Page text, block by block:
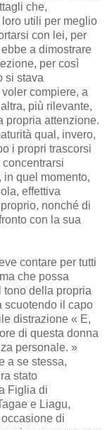
che,
utili per meglio
con lei, per
a dimostrare
per così
si stava
compiere, a
più rilevante,
propria attenzione.
qual, invero,
i propri trascorsi
in quel momento,
effettiva
nonché di
con la sua
contare per tutti
che possa
tono della propria
scuotendo il capo
distrazione « E,
di questa donna
personale. »
a se stessa,
stato
Figlia di
e Liagu,
di